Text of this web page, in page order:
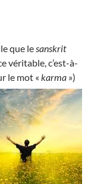
que le sanskrit
véritable, c’est-à-
le mot « karma »)